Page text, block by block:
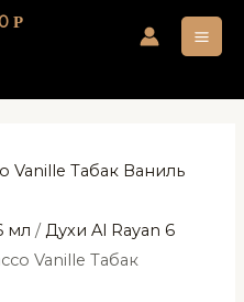
Р
мл /Духи Al Rayan 6
Vanille Табак